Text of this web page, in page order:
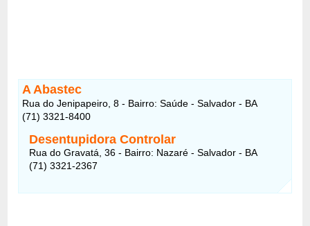
A Abastec
Rua do Jenipapeiro, 8 - Bairro: Saúde - Salvador - BA
(71) 3321-8400
Desentupidora Controlar
Rua do Gravatá, 36 - Bairro: Nazaré - Salvador - BA
(71) 3321-2367